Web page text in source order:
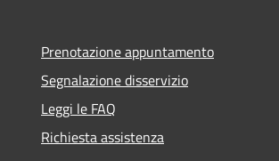
Prenotazione appuntamento
Segnalazione disservizio
Leggi le FAQ
Richiesta assistenza